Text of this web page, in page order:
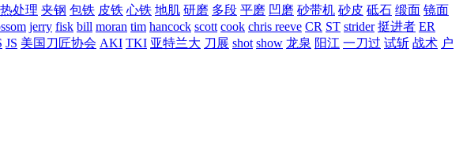
处理 夹钢 包铁 皮铁 心铁 地肌 研磨 多段 平磨 凹磨 砂带机 砂皮 砥石 缎面 镜面
jerry fisk bill moran tim hancock scott cook chris reeve CR ST strider 挺进者 ER
JS 美国刀匠协会 AKI TKI 亚特兰大 刀展 shot show 龙泉 阳江 一刀过 试斩 战术 户